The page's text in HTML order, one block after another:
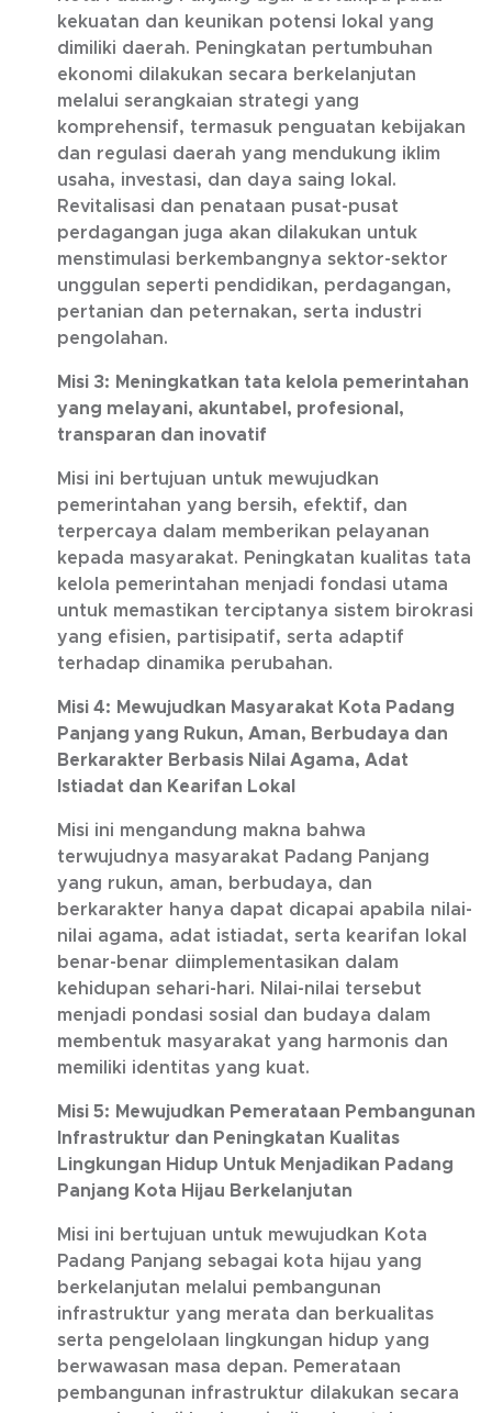
kekuatan dan keunikan potensi lokal yang
dimiliki daerah. Peningkatan pertumbuhan
ekonomi dilakukan secara berkelanjutan
melalui serangkaian strategi yang
komprehensif, termasuk penguatan kebijakan
dan regulasi daerah yang mendukung iklim
usaha, investasi, dan daya saing lokal.
Revitalisasi dan penataan pusat-pusat
perdagangan juga akan dilakukan untuk
menstimulasi berkembangnya sektor-sektor
unggulan seperti pendidikan, perdagangan,
pertanian dan peternakan, serta industri
pengolahan.
Misi 3: Meningkatkan tata kelola pemerintahan
yang melayani, akuntabel, profesional,
transparan dan inovatif
Misi ini bertujuan untuk mewujudkan
pemerintahan yang bersih, efektif, dan
terpercaya dalam memberikan pelayanan
kepada masyarakat. Peningkatan kualitas tata
kelola pemerintahan menjadi fondasi utama
untuk memastikan terciptanya sistem birokrasi
yang efisien, partisipatif, serta adaptif
terhadap dinamika perubahan.
Misi 4: Mewujudkan Masyarakat Kota Padang
Panjang yang Rukun, Aman, Berbudaya dan
Berkarakter Berbasis Nilai Agama, Adat
Istiadat dan Kearifan Lokal
Misi ini mengandung makna bahwa
terwujudnya masyarakat Padang Panjang
yang rukun, aman, berbudaya, dan
berkarakter hanya dapat dicapai apabila nilai-
nilai agama, adat istiadat, serta kearifan lokal
benar-benar diimplementasikan dalam
kehidupan sehari-hari. Nilai-nilai tersebut
menjadi pondasi sosial dan budaya dalam
membentuk masyarakat yang harmonis dan
memiliki identitas yang kuat.
Misi 5: Mewujudkan Pemerataan Pembangunan
Infrastruktur dan Peningkatan Kualitas
Lingkungan Hidup Untuk Menjadikan Padang
Panjang Kota Hijau Berkelanjutan
Misi ini bertujuan untuk mewujudkan Kota
Padang Panjang sebagai kota hijau yang
berkelanjutan melalui pembangunan
infrastruktur yang merata dan berkualitas
serta pengelolaan lingkungan hidup yang
berwawasan masa depan. Pemerataan
pembangunan infrastruktur dilakukan secara